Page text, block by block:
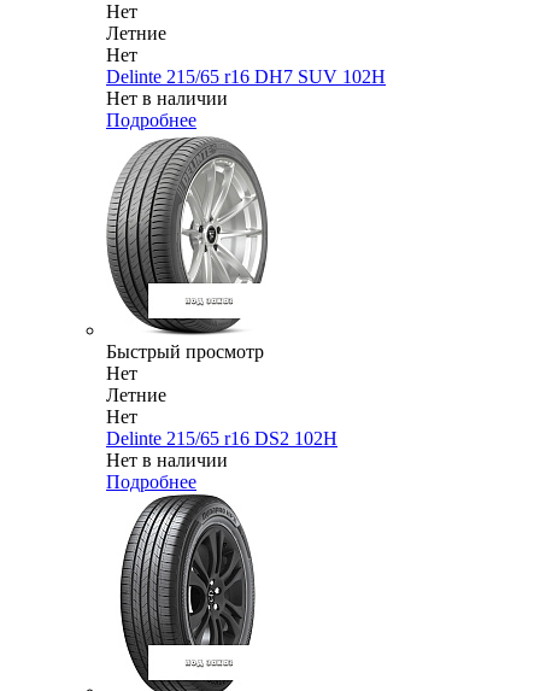
Нет
Летние
Нет
Delinte 215/65 r16 DH7 SUV 102H
Нет в наличии
Подробнее
Быстрый просмотр
Нет
Летние
Нет
Delinte 215/65 r16 DS2 102H
Нет в наличии
Подробнее